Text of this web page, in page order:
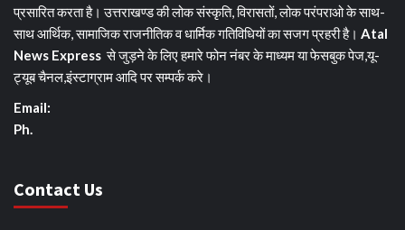
प्रसारित करता है। उत्तराखण्ड की लोक संस्कृति, विरासतों, लोक परंपराओ के साथ-
साथ आर्थिक, सामाजिक राजनीतिक व धार्मिक गतिविधियों का सजग प्रहरी है। Atal
News Express से जुड़ने के लिए हमारे फोन नंबर के माध्यम या फेसबुक पेज,यू-
ट्यूब चैनल,इंस्टाग्राम आदि पर सम्पर्क करे।
Email:
Ph.
Contact Us